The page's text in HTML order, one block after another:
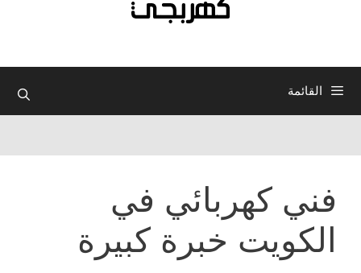
القائمة
فني كهربائي في
الكويت خبرة كبيرة